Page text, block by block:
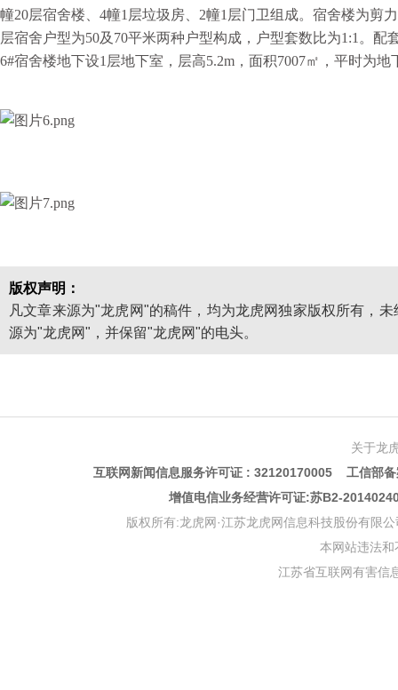
幢20层宿舍楼、4幢1层垃圾房、2幢1层门卫组成。宿舍楼为剪
层宿舍户型为50及70平米两种户型构成，户型套数比为1:1。配
6#宿舍楼地下设1层地下室，层高5.2m，面积7007㎡，平时为
版权声明：
凡文章来源为"龙虎网"的稿件，均为龙虎网独家版权所有，
源为"龙虎网"，并保留"龙虎网"的电头。
关于龙
互联网新闻信息服务许可证 : 32120170005 工信部
增值电信业务经营许可证:苏B2-
版权所有:龙虎网·江苏龙虎网信息科技股份有限
本网站违法
江苏省互联网有害